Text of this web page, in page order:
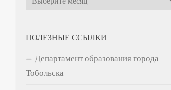
ПОЛЕЗНЫЕ ССЫЛКИ
Департамент образования города
Тобольска